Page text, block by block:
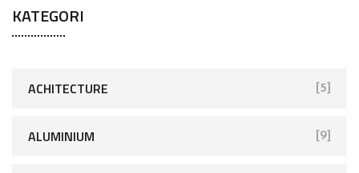
KATEGORI
ACHITECTURE [5]
ALUMINIUM [9]